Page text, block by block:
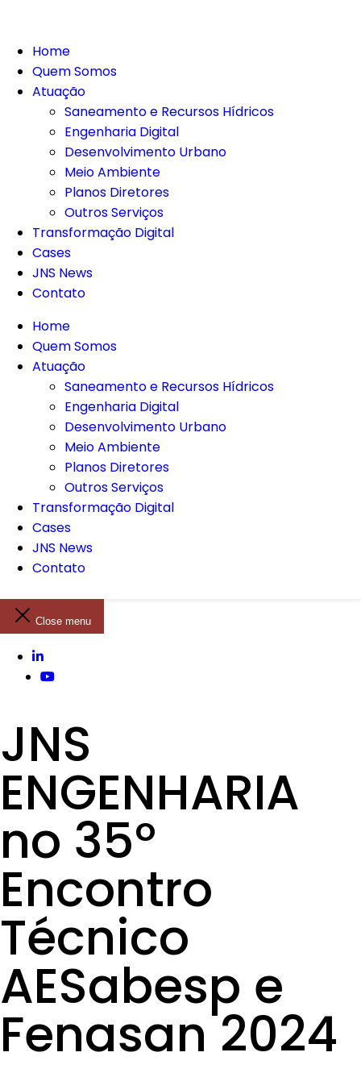
Home
Quem Somos
Atuação
Saneamento e Recursos Hídricos
Engenharia Digital
Desenvolvimento Urbano
Meio Ambiente
Planos Diretores
Outros Serviços
Transformação Digital
Cases
JNS News
Contato
Home
Quem Somos
Atuação
Saneamento e Recursos Hídricos
Engenharia Digital
Desenvolvimento Urbano
Meio Ambiente
Planos Diretores
Outros Serviços
Transformação Digital
Cases
JNS News
Contato
Close menu
JNS
ENGENHARIA
no 35º
Encontro
Técnico
AESabesp e
Fenasan 2024